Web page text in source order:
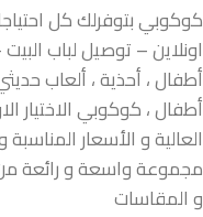
كوكوبي بتوفرلك كل
اونلاين – توصيل لباب
أطفال ، أحذية ، ألعاب
أطفال ، كوكوبي الاختيار
العالية و الأسعار
مجموعة واسعة و رائعة من
و المقاسات